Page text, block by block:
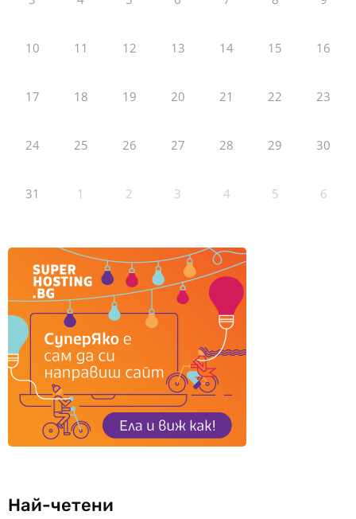
10 11 12 13 14 15 16
17 18 19 20 21 22 23
24 25 26 27 28 29 30
31 1 2 3 4 5 6
Най-четени